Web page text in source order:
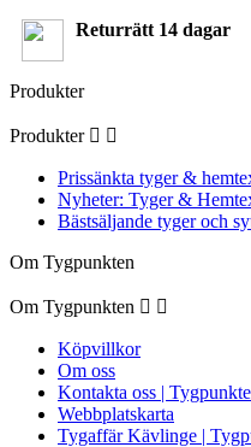
Returrätt 14 dagar
Produkter
Produkter  
Prissänkta tyger &
Nyheter: Tyger &
Bästsäljande tyger och
Om Tygpunkten
Om Tygpunkten  
Köpvillkor
Om oss
Kontakta oss |
Webbplatskarta
Tygaffär Kävlinge |